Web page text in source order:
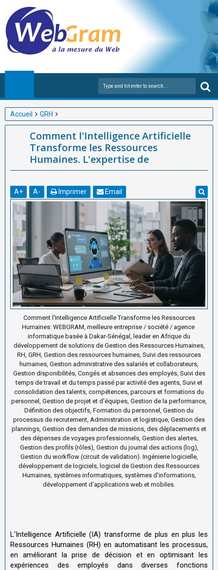
Accueil
GRH
Comment l'Intelligence Artificielle Transforme les Ressources
Humaines. L'expertise de
Comment l'Intelligence Artificielle
Transforme les Ressources
Humaines. L'expertise de
A+ A- Imprimer Email
Comment l'Intelligence Artificielle Transforme les Ressources
Humaines: WEBGRAM, meilleure entreprise / société / agence
informatique basée à Dakar-Sénégal, leader en Afrique du
développement de solutions de Gestion des Ressources Humaines,
RH, GRH, Gestion des ressources humaines, Suivi des ressources
humaines, Gestion administrative des salariés et collaborateurs,
Gestion disponibilités, Congés et absences des employés, Suivi des
temps de travail et du temps passé par activité des agents, Suivi et
consolidation des talents, compétences, parcours et formations du
personnel, Gestion de projet et d'équipes, Gestion de la performance,
Définition des objectifs, Formation du personnel, Gestion du
processus de recrutement, Administration et logistique, Gestion des
plannings, Gestion des demandes de missions, des déplacements et
des dépenses de voyages professionnels, Gestion des alertes,
Gestion des profils (rôles), Gestion du journal des actions (log),
Gestion du workflow (circuit de validation). Ingénierie logicielle,
développement de logiciels, logiciel de Gestion des Ressources
Humaines, systèmes informatiques, systèmes d'informations,
développement d'applications web et mobiles.
L'Intelligence Artificielle (IA) transforme de plus en plus les
Ressources Humaines (RH) en automatisant les processus,
en améliorant la prise de décision et en optimisant les
expériences des employés dans diverses fonctions